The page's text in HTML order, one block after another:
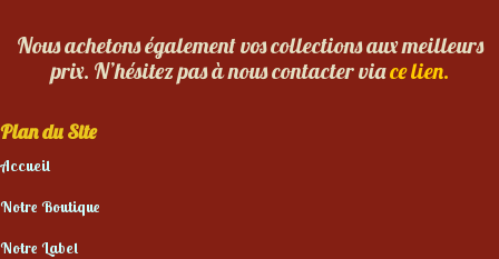
Nous achetons également vos collections aux meilleurs
prix. N’hésitez pas à nous contacter viace lien.
Plan du Site
Accueil
Notre Boutique
Notre Label